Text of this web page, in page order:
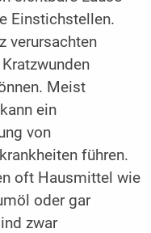
Einstichstellen.
verursachten
Meist
ein
von
führen.
oft Hausmittel wie
oder gar
zwar